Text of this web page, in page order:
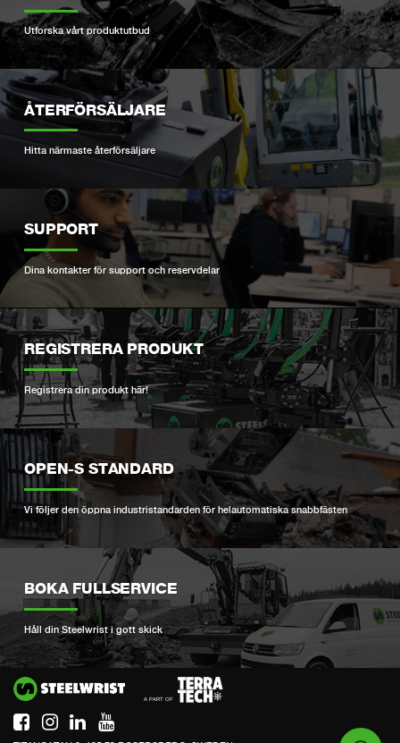
Utforska vårt produktutbud
ÅTERFÖRSÄLJARE
Hitta närmaste återförsäljare
SUPPORT
Dina kontakter för support och reservdelar
REGISTRERA PRODUKT
Registrera din produkt här!
OPEN-S STANDARD
Vi följer den öppna industristandarden för helautomatiska snabbfästen
BOKA FULLSERVICE
Håll din Steelwrist i gott skick